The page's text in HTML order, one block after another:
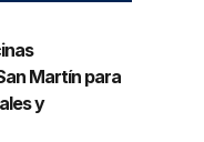
Martín para
y